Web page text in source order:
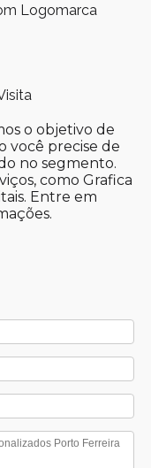
Logomarca
o objetivo de
você precise de
no segmento.
como Grafica
Entre em